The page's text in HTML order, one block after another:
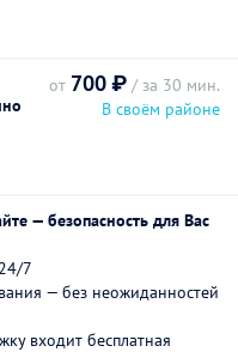
от 700 ₽ / за 30 мин.
В своём районе
— безопасность для Вас
7
— без неожиданностей
входит бесплатная